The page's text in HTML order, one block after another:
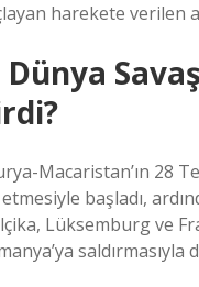
harekete verilen
Macaristan’ın 28
etmesiyle başladı,
Lüksemburg ve
saldırmasıyla